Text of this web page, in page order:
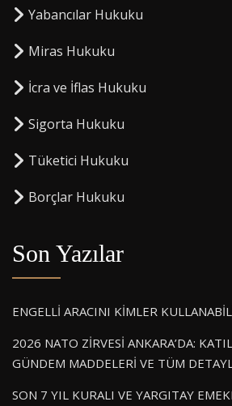
Yabancılar Hukuku
Miras Hukuku
⁠İcra ve İflas Hukuku
Sigorta Hukuku
⁠Tüketici Hukuku
⁠Borçlar Hukuku
Son Yazılar
ENGELLİ ARACINI KİMLER
2026 NATO ZİRVESİ ANKARA’DA:
GÜNDEM MADDELERİ VE TÜM
SON 7 YIL KURALI VE YARGITAY